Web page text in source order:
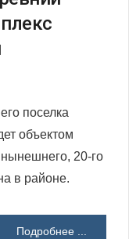
поселка
объектом
20-го
в районе.
Подробнее ...